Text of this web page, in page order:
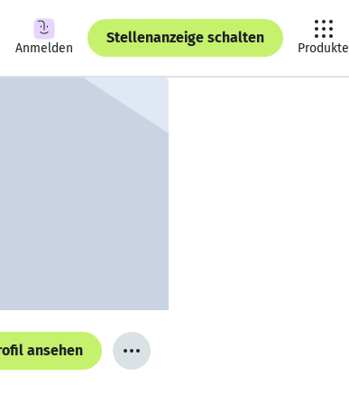
Anmelden
Stellenanzeige schalten
Produkte
ansehen